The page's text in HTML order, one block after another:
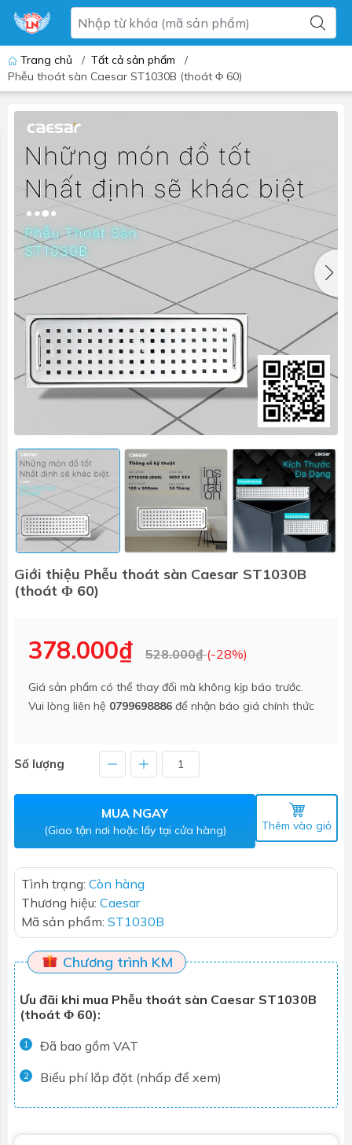
Trang chủ / Tất cả sản phẩm
/
Phễu thoát sàn Caesar ST1030B (thoát Φ 60)
Giới thiệu Phễu thoát sàn Caesar ST1030B
(thoát Φ 60)
378.000₫ 528.000₫(-28%)
Giá sản phẩm có thể thay đổi mà không kịp báo trước.
Vui lòng liên hệ 0799698886 để nhận báo giá chính thức
Số lượng
MUA NGAY
(Giao tận nơi hoặc lấy tại cửa hàng) Thêm vào giỏ
Tình trạng: Còn hàng
Thương hiệu: Caesar
Mã sản phẩm: ST1030B
Chương trình KM
Ưu đãi khi mua Phễu thoát sàn Caesar ST1030B
(thoát Φ 60):
1 Đã bao gồm VAT
2 Biểu phí lắp đặt (nhấp để xem)